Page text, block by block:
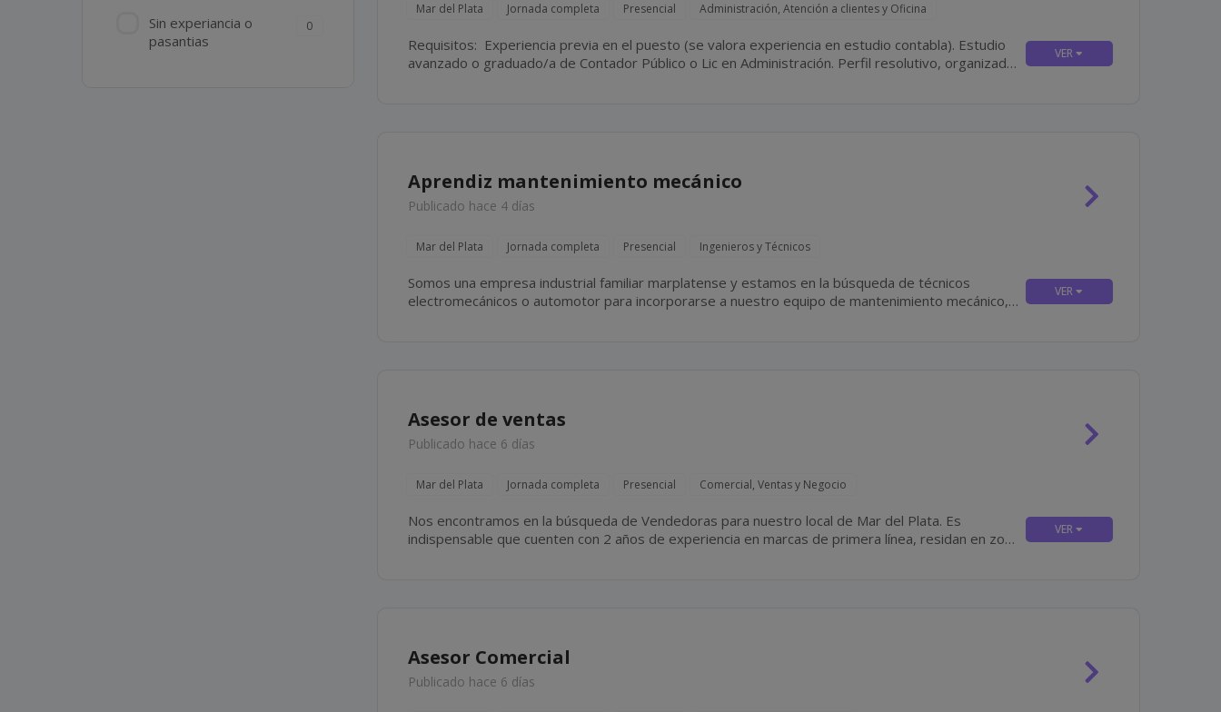
Sin experiancia o
pasantias
0
Mar del Plata Jornada completa Presencial Administración, Atención a clientes y Oficina
Requisitos: Experiencia previa en el puesto (se valora experiencia en estudio contabla). Estudio
avanzado o graduado/a de Contador Público o Lic en Administración. Perfil resolutivo, organizado
Aprendiz mantenimiento mecánico
Publicado hace 4 días
Mar del Plata Jornada completa Presencial Ingenieros y Técnicos
Somos una empresa industrial familiar marplatense y estamos en la búsqueda de técnicos
electromecánicos o automotor para incorporarse a nuestro equipo de mantenimiento mecánico,
Asesor de ventas
Publicado hace 6 días
Mar del Plata Jornada completa Presencial Comercial, Ventas y Negocio
Nos encontramos en la búsqueda de Vendedoras para nuestro local de Mar del Plata. Es
indispensable que cuenten con 2 años de experiencia en marcas de primera línea, residan en zona
Asesor Comercial
Publicado hace 6 días